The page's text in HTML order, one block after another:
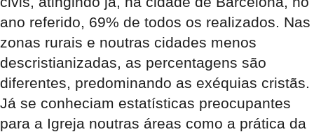
ano referido, 69% de todos os realizados. Nas
zonas rurais e noutras cidades menos
descristianizadas, as percentagens são
diferentes, predominando as exéquias cristãs.
Já se conheciam estatísticas preocupantes
para a Igreja noutras áreas como a prática da